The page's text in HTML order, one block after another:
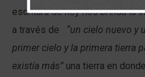
escritura de hoy nos brinda la
a través de “un cielo nuevo y
primer cielo y la primera tierra
existía más” una tierra en donde